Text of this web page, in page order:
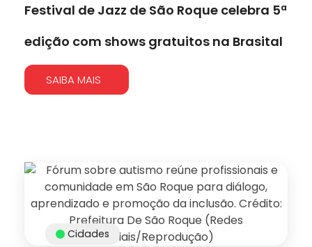
Festival de Jazz de São Roque celebra 5ª
edição com shows gratuitos na Brasital
SAIBA MAIS
Cidades